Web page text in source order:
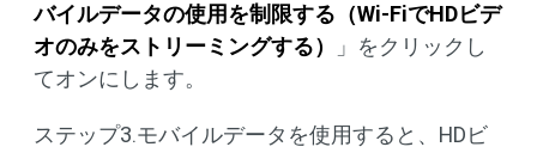
バイルデータの使用を制限する（Wi-FiでHDビデ
オのみをストリーミングする）
」をクリックし
てオンにします。
ステップ3.モバイルデータを使用すると、HDビ